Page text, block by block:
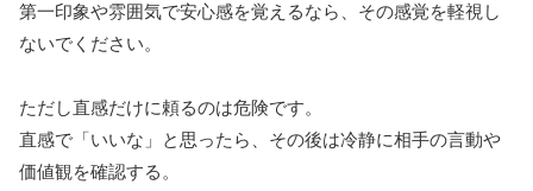
第一印象や雰囲気で安心感を覚えるなら、その感覚を軽視し
ないでください。
ただし直感だけに頼るのは危険です。
直感で「いいな」と思ったら、その後は冷静に相手の言動や
価値観を確認する。